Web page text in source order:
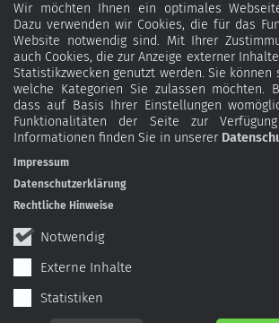
Wir möchten Ihnen ein optimales
Dazu verwenden wir Cookies, die für das
Website notwendig sind. Mit Ihrer
auch Cookies, die zur Anzeige externer
Statistikzwecken genutzt werden. Sie können
welche Kategorien Sie zulassen möchten.
dass auf Basis Ihrer Einstellungen
Funktionalitäten der Seite zur
Informationen finden Sie in unserer
Notwendig
Externe Inhalte
Statistiken
Impressum
Datenschutzerklärung
Rechtliche Hinweise